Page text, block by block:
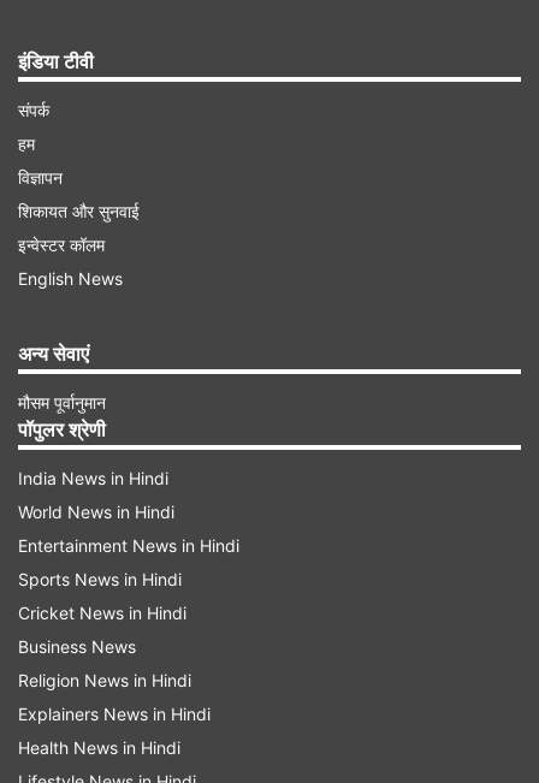
सोशल मीडिया पर गैस्ट्रोएंटेरोलॉजिस्ट और लिवर एक्सपर्ट
डॉक्टर जोसेफ सलहब ने एक वीडियो पोस्ट किया है जिसमें
उन्होंने लिवर खराब होने के चेतावनी संकेतों की बात की है।
उन्होंने 4 चीजें के बारे में बताया है और खास जोर देकर कहा
कि पहला संकेत ऐसा संकेत है जिसे आपको अनदेखा नहीं
करना चाहिए।
इंडिया टीवी
संपर्क
हम
विज्ञापन
शिकायत और सुनवाई
इन्वेस्टर कॉलम
English News
अन्य सेवाएं
मौसम पूर्वानुमान
पॉपुलर श्रेणी
India News in Hindi
World News in Hindi
Entertainment News in Hindi
Sports News in Hindi
Cricket News in Hindi
Business News
Religion News in Hindi
Explainers News in Hindi
Health News in Hindi